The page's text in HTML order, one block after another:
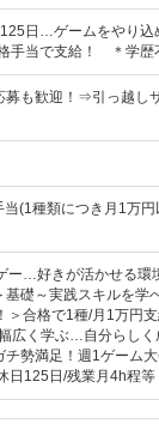
125日…ゲームをやり
手当で支給！ ＊学歴
募も歓迎！⇒引っ越
当(1種類につき月1万
ー…好きが活かせる環
基礎～実践スキルを学
＞合格で1種/月1万円
広く学ぶ…自分らしく
勢満足！週1ゲーム
日125日/残業月4h程等